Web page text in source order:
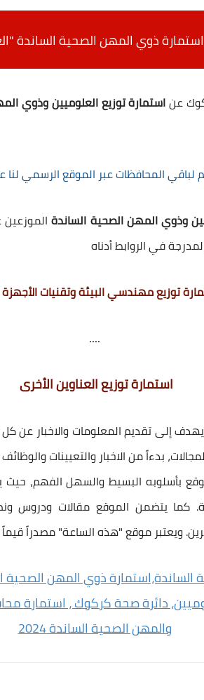
ذوي المهن الصحية الساندة
عناستمارة توزيع العلوميين وذوي
لباقي المحافظات عبر الموقع الرسمي لنا
وذوي المهن الصحية الساندة
في الروابط أدناه
توزيع مهندسي البيئة وتقنيات
....
استمارة توزيع العناوين الأخرى
إلى تقديم المعلومات والاخبار عن
بدءاً من الاخبار والتعيينات
بأسلوبه البسيط والسهل
كما يتضمن الموقع مقالات ودروس
ويعتبر موقع "هذه الساعة" مصدراً
ذوي المهن الصحية
دائرة صحة كركوك ، استمارة
والمهن الصحية الساندة 2024